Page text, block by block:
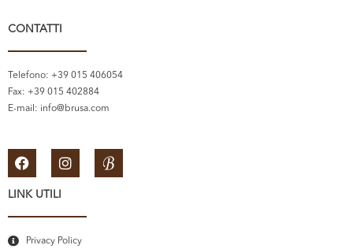
CONTATTI
Telefono: +39 015 406054
Fax: +39 015 402884
E-mail: info@brusa.com
LINK UTILI
Privacy Policy